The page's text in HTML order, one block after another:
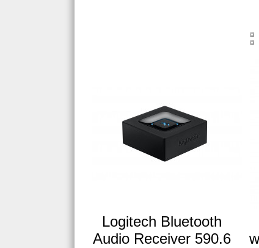
Logitech Bluetooth
Audio Receiver 590.6